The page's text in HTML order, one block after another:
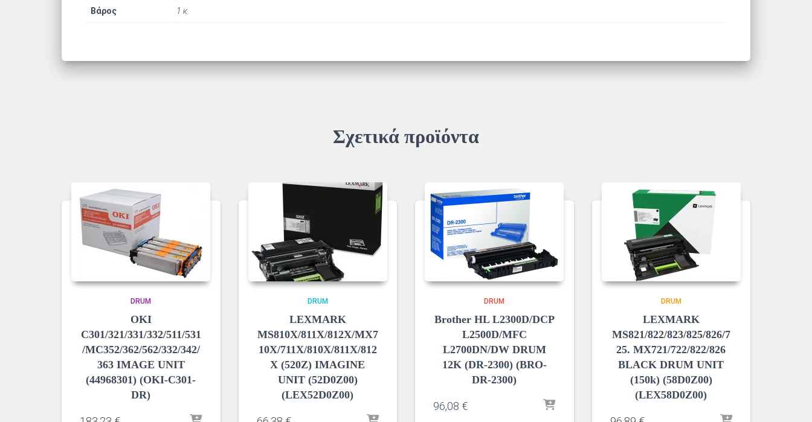
Βάρος 1 κ.
Σχετικά προϊόντα
DRUM
OKI
C301/321/331/332/511/531
/MC352/362/562/332/342/
363 IMAGE UNIT
(44968301) (OKI-C301-
DR)
DRUM
LEXMARK
MS810X/811X/812X/MX7
10X/711X/810X/811X/812
X (520Z) IMAGINE
UNIT (52D0Z00)
(LEX52D0Z00)
DRUM
Brother HL L2300D/DCP
L2500D/MFC
L2700DN/DW DRUM
12K (DR-2300) (BRO-
DR-2300)
96,08 €
DRUM
LEXMARK
MS821/822/823/825/826/7
25. MX721/722/822/826
BLACK DRUM UNIT
(150k) (58D0Z00)
(LEX58D0Z00)